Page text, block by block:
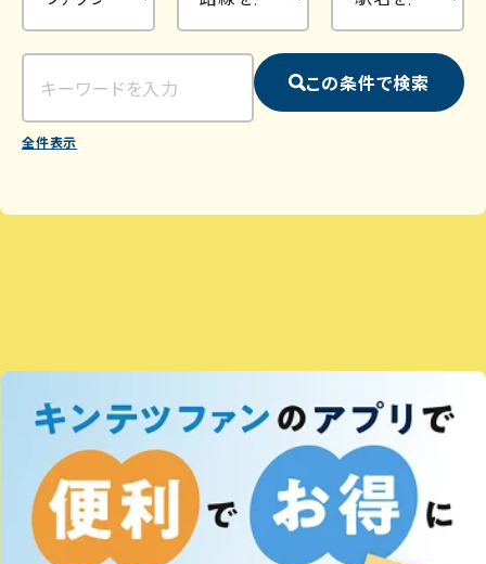
この条件で検索
全件表示